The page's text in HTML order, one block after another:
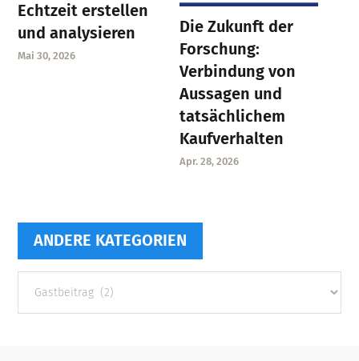
Echtzeit erstellen
und analysieren
Mai 30, 2026
Die Zukunft der
Forschung:
Verbindung von
Aussagen und
tatsächlichem
Kaufverhalten
Apr. 28, 2026
ANDERE KATEGORIEN
Kategorien